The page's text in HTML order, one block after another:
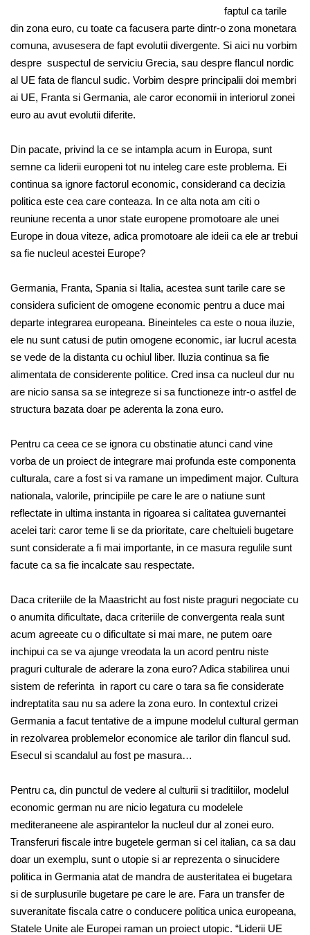
faptul ca tarile
din zona euro, cu toate ca facusera parte dintr-o zona monetara
comuna, avusesera de fapt evolutii divergente. Si aici nu vorbim
despre suspectul de serviciu Grecia, sau despre flancul nordic
al UE fata de flancul sudic. Vorbim despre principalii doi membri
ai UE, Franta si Germania, ale caror economii in interiorul zonei
euro au avut evolutii diferite.
Din pacate, privind la ce se intampla acum in Europa, sunt
semne ca liderii europeni tot nu inteleg care este problema. Ei
continua sa ignore factorul economic, considerand ca decizia
politica este cea care conteaza. In ce alta nota am citi o
reuniune recenta a unor state europene promotoare ale unei
Europe in doua viteze, adica promotoare ale ideii ca ele ar trebui
sa fie nucleul acestei Europe?
Germania, Franta, Spania si Italia, acestea sunt tarile care se
considera suficient de omogene economic pentru a duce mai
departe integrarea europeana. Bineinteles ca este o noua iluzie,
ele nu sunt catusi de putin omogene economic, iar lucrul acesta
se vede de la distanta cu ochiul liber. Iluzia continua sa fie
alimentata de considerente politice. Cred insa ca nucleul dur nu
are nicio sansa sa se integreze si sa functioneze intr-o astfel de
structura bazata doar pe aderenta la zona euro.
Pentru ca ceea ce se ignora cu obstinatie atunci cand vine
vorba de un proiect de integrare mai profunda este componenta
culturala, care a fost si va ramane un impediment major. Cultura
nationala, valorile, principiile pe care le are o natiune sunt
reflectate in ultima instanta in rigoarea si calitatea guvernantei
acelei tari: caror teme li se da prioritate, care cheltuieli bugetare
sunt considerate a fi mai importante, in ce masura regulile sunt
facute ca sa fie incalcate sau respectate.
Daca criteriile de la Maastricht au fost niste praguri negociate cu
o anumita dificultate, daca criteriile de convergenta reala sunt
acum agreeate cu o dificultate si mai mare, ne putem oare
inchipui ca se va ajunge vreodata la un acord pentru niste
praguri culturale de aderare la zona euro? Adica stabilirea unui
sistem de referinta in raport cu care o tara sa fie considerate
indreptatita sau nu sa adere la zona euro. In contextul crizei
Germania a facut tentative de a impune modelul cultural german
in rezolvarea problemelor economice ale tarilor din flancul sud.
Esecul si scandalul au fost pe masura…
Pentru ca, din punctul de vedere al culturii si traditiilor, modelul
economic german nu are nicio legatura cu modelele
mediteraneene ale aspirantelor la nucleul dur al zonei euro.
Transferuri fiscale intre bugetele german si cel italian, ca sa dau
doar un exemplu, sunt o utopie si ar reprezenta o sinucidere
politica in Germania atat de mandra de austeritatea ei bugetara
si de surplusurile bugetare pe care le are. Fara un transfer de
suveranitate fiscala catre o conducere politica unica europeana,
Statele Unite ale Europei raman un proiect utopic. “Liderii UE